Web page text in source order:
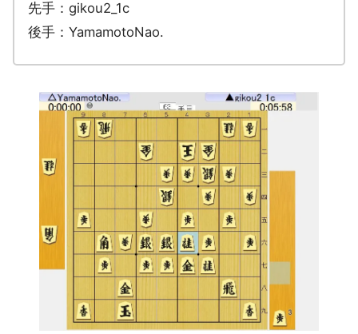
先手：gikou2_1c
後手：YamamotoNao.